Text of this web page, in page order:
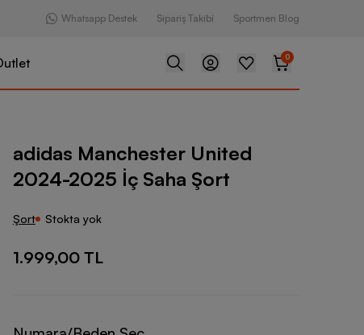
Whatsapp Destek Sipariş Takibi Sportmen Blog
0
United 2024-2025 İç Saha Şort
adidas Manchester United
2024-2025 İç Saha Şort
Şort Stokta yok
1.999,00 TL